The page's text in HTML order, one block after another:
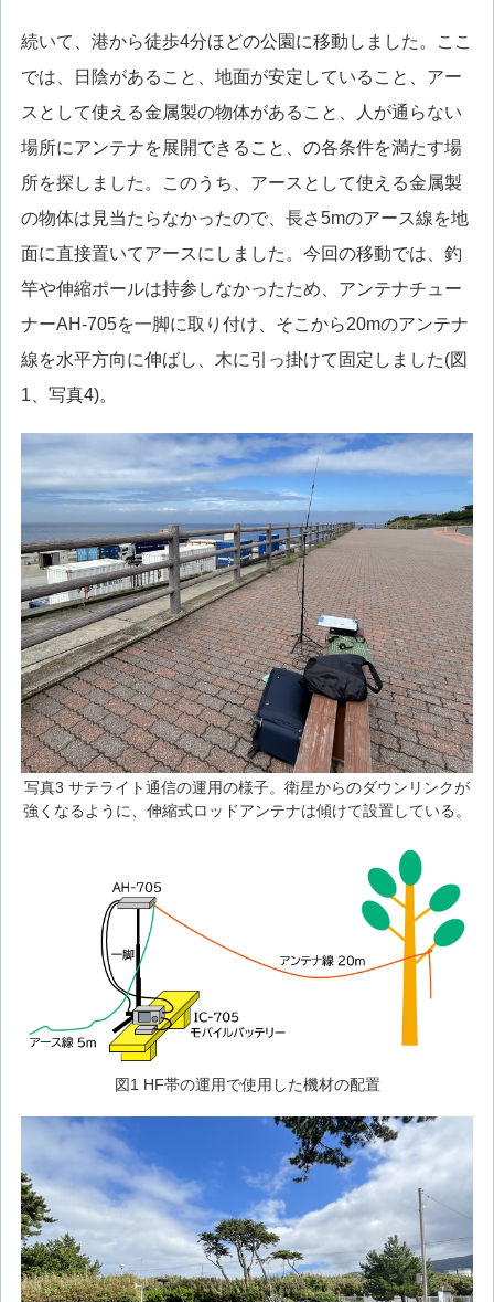
続いて、港から徒歩4分ほどの公園に移動しました。ここ
では、日陰があること、地面が安定していること、アー
スとして使える金属製の物体があること、人が通らない
場所にアンテナを展開できること、の各条件を満たす場
所を探しました。このうち、アースとして使える金属製
の物体は見当たらなかったので、長さ5mのアース線を地
面に直接置いてアースにしました。今回の移動では、釣
竿や伸縮ポールは持参しなかったため、アンテナチュー
ナーAH-705を一脚に取り付け、そこから20mのアンテナ
線を水平方向に伸ばし、木に引っ掛けて固定しました(図
1、写真4)。
写真3 サテライト通信の運用の様子。衛星からのダウンリンクが
強くなるように、伸縮式ロッドアンテナは傾けて設置している。
図1 HF帯の運用で使用した機材の配置